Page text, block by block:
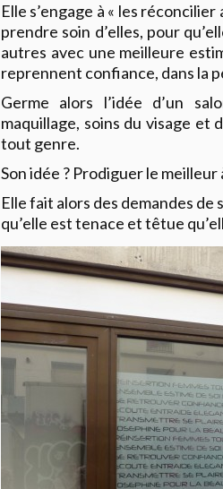
Elle s’engage à « les
prendre soin d’elles, pour
autres avec une meilleure
reprennent confiance, dans la
Germe alors l’idée d’un
maquillage, soins du visage et
tout genre.
Son idée ? Prodiguer le
Elle fait alors des demandes
qu’elle est tenace et têtue